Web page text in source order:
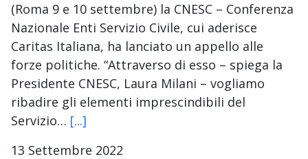
(Roma 9 e 10 settembre) la CNESC – Conferenza
Nazionale Enti Servizio Civile, cui aderisce
Caritas Italiana, ha lanciato un appello alle
forze politiche. “Attraverso di esso – spiega la
Presidente CNESC, Laura Milani – vogliamo
ribadire gli elementi imprescindibili del
Servizio… [...]
13 Settembre 2022